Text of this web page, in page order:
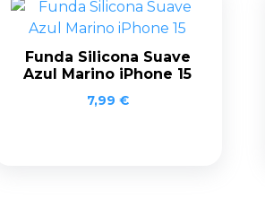
Funda Silicona Suave
Azul Marino iPhone 15
7,99 €